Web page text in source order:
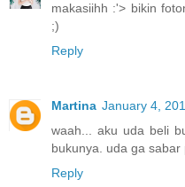
makasiihh :'> bikin
;)
Reply
Martina January 4,
waah... aku uda beli
bukunya. uda ga sabar
Reply